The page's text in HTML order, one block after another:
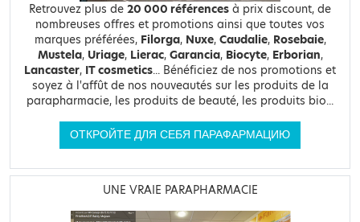
Retrouvez plus de 20 000 références à prix discount, de
nombreuses offres et promotions ainsi que toutes vos
marques préférées, Filorga, Nuxe, Caudalie, Rosebaie,
Mustela, Uriage, Lierac, Garancia, Biocyte, Erborian,
Lancaster, IT cosmetics... Bénéficiez de nos promotions et
soyez à l'affût de nos nouveautés sur les produits de la
parapharmacie, les produits de beauté, les produits bio...
ОТКРОЙТЕ ДЛЯ СЕБЯ ПАРАФАРМАЦИЮ
UNE VRAIE PARAPHARMACIE